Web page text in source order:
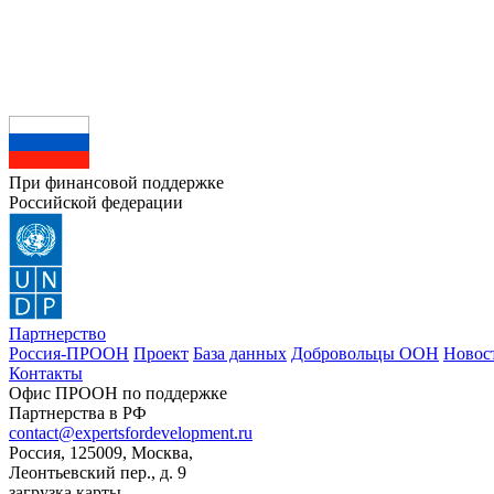
При финансовой поддержке
Российской федерации
Партнерство
Россия-ПРООН Проект База данных Добровольцы ООН
Контакты
Офис ПРООН по поддержке
Партнерства в РФ
contact@expertsfordevelopment.ru
Россия, 125009, Москва,
Леонтьевский пер., д. 9